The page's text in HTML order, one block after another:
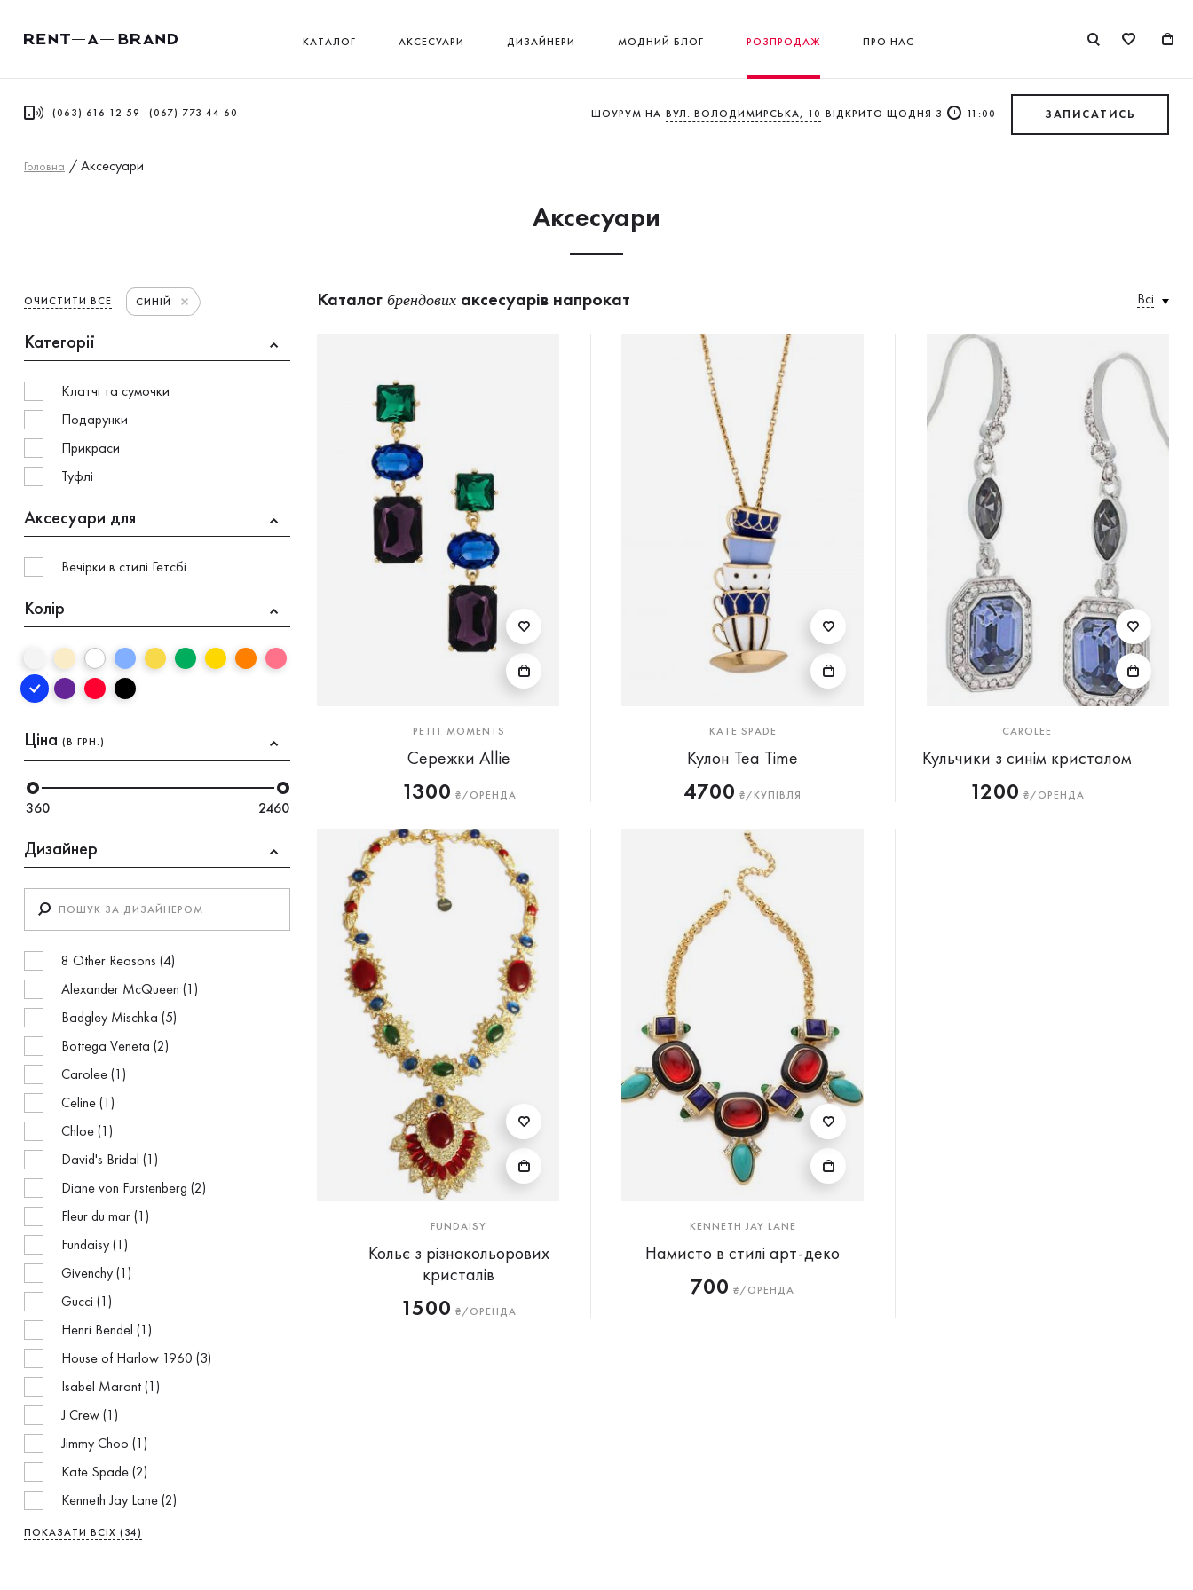
КАТАЛОГ АКСЕСУАРИ ДИЗАЙНЕРИ МОДНИЙ БЛОГ РОЗПРОДАЖ ПРО НАС
(063) 616 12 59 (067) 773 44 60 ШОУРУМ НА ВУЛ. ВОЛОДИМИРСЬКА, 10 ВІДКРИТО ЩОДНЯ З 11:00 ЗАПИСАТИСЬ
Головна /Аксесуари
Аксесуари
ОЧИСТИТИ ВСЕ СИНІЙ
Категорії
Клатчі та сумочки
Подарунки
Прикраси
Туфлі
Аксесуари для
Вечірки в стилі Гетсбі
Колір
Ціна (В ГРН.)
360 2460
Дизайнер
8 Other Reasons (4)
Alexander McQueen (1)
Badgley Mischka (5)
Bottega Veneta (2)
Carolee (1)
Celine (1)
Chloe (1)
David's Bridal (1)
Diane von Furstenberg (2)
Fleur du mar (1)
Fundaisy (1)
Givenchy (1)
Gucci (1)
Henri Bendel (1)
House of Harlow 1960 (3)
Isabel Marant (1)
J Crew (1)
Jimmy Choo (1)
Kate Spade (2)
Kenneth Jay Lane (2)
Lanvin (3)
ПОКАЗАТИ ВСІХ (34)
Каталог брендових аксесуарів напрокат Всі
PETIT MOMENTS
Сережки Allie
1300 ₴/ОРЕНДА
KATE SPADE
Кулон Tea Time
4700 ₴/КУПІВЛЯ
CAROLEE
Кульчики з синім кристалом
1200 ₴/ОРЕНДА
FUNDAISY
Кольє з різнокольорових
кристалів
1500 ₴/ОРЕНДА
KENNETH JAY LANE
Намисто в стилі арт-деко
700 ₴/ОРЕНДА